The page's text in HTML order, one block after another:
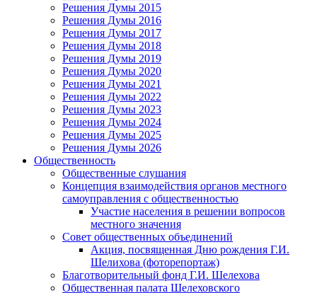
Решения Думы 2015
Решения Думы 2016
Решения Думы 2017
Решения Думы 2018
Решения Думы 2019
Решения Думы 2020
Решения Думы 2021
Решения Думы 2022
Решения Думы 2023
Решения Думы 2024
Решения Думы 2025
Решения Думы 2026
Общественность
Общественные слушания
Концепция взаимодействия органов местного
самоуправления с общественностью
Участие населения в решении вопросов
местного значения
Совет общественных объединений
Акция, посвященная Дню рождения Г.И.
Шелихова (фоторепортаж)
Благотворительный фонд Г.И. Шелехова
Общественная палата Шелеховского